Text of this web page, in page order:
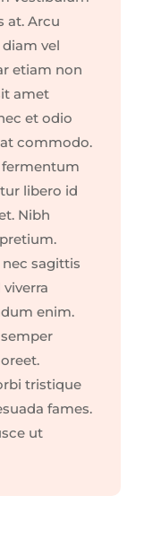
at. Arcu
vel
etiam non
amet
et odio
commodo.
fermentum
libero id
Nibh
sagittis
enim.
tristique
fames.
ut